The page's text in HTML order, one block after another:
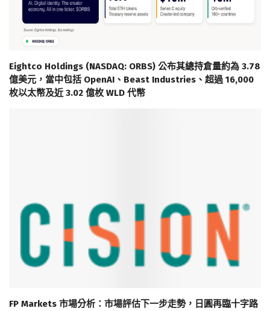
Eightco Holdings (NASDAQ: ORBS) 公布其總持倉量約為 3.78
億美元，當中包括 OpenAI、Beast Industries、超過 16,000
枚以太幣及近 3.02 億枚 WLD 代幣
FP Markets 市場分析：市場評估下一步走勢，日圓再臨十字路